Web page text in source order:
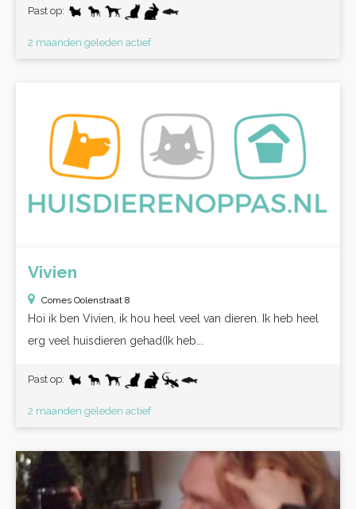
Past op:
2 maanden geleden actief
Vivien
Comes Oolenstraat 8
Hoi ik ben Vivien, ik hou heel veel van dieren. Ik heb heel
erg veel huisdieren gehad(Ik heb...
Past op:
2 maanden geleden actief